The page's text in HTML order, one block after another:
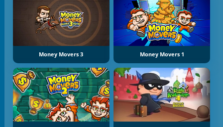
Money Movers 3 Money Movers 1